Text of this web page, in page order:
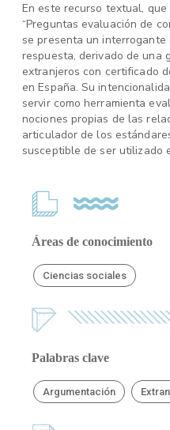
En este recurso textual,
“Preguntas evaluación de
se presenta un
respuesta, derivado de una
extranjeros con certificado
en España. Su
servir como herramienta
nociones propias de las
articulador de los
susceptible de ser utilizado
Áreas de conocimiento
Ciencias sociales
Palabras clave
Argumentación